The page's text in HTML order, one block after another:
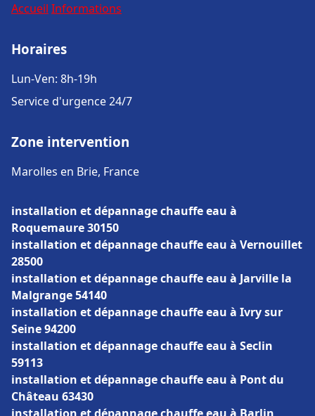
Accueil Informations
Horaires
Lun-Ven: 8h-19h
Service d'urgence 24/7
Zone intervention
Marolles en Brie, France
installation et dépannage chauffe eau à
Roquemaure 30150
installation et dépannage chauffe eau à Vernouillet
28500
installation et dépannage chauffe eau à Jarville la
Malgrange 54140
installation et dépannage chauffe eau à Ivry sur
Seine 94200
installation et dépannage chauffe eau à Seclin
59113
installation et dépannage chauffe eau à Pont du
Château 63430